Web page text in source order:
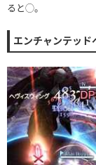
ると◯。
エンチャンテッド